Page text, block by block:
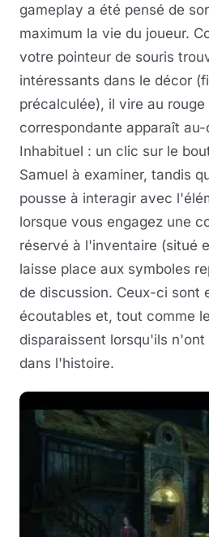
gameplay a été pensé de
maximum la vie du joueur.
votre pointeur de souris
intéressants dans le décor
précalculée), il vire au
correspondante apparaît
Inhabituel : un clic sur le
Samuel à examiner, tandis
pousse à interagir avec
lorsque vous engagez une
réservé à l'inventaire (situé
laisse place aux symboles
de discussion. Ceux-ci sont
écoutables et, tout comme
disparaissent lorsqu'ils
dans l'histoire.